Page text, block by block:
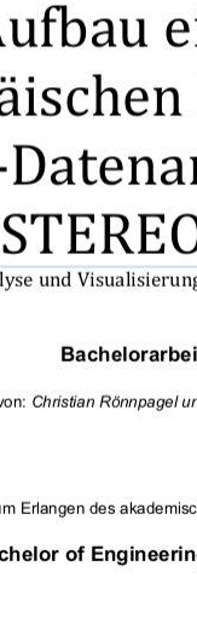
	

Christian Rönnpagel
Erlangen des
of